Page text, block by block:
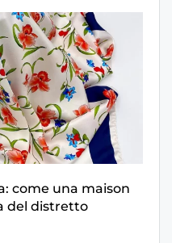
come una maison
del distretto